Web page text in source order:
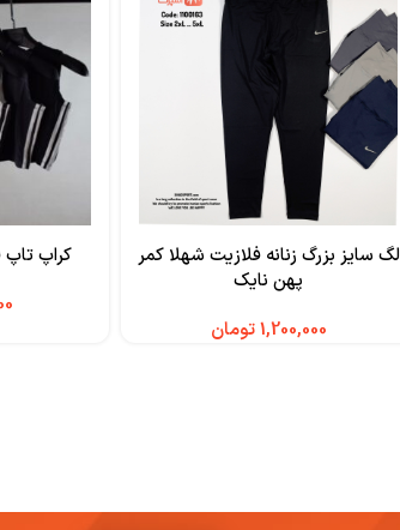
لگ سایز بزرگ زنانه فلازیت شهلا کمر
پهن نایک
تومان
کراپ تاپ